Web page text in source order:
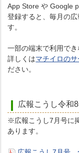
App Store や Google
登録すると、毎月の
す。
一部の端末で利用でき
詳しくはマチイロの
ださい。
広報こうし令和
※広報こうし7月号に
あります。